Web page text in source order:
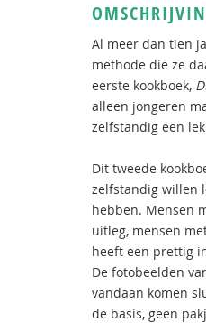
Al meer dan tien
methode die ze
eerste kookboek,
alleen jongeren
zelfstandig een
Dit tweede
zelfstandig willen
hebben. Mensen
uitleg, mensen
heeft een prettig
De fotobeelden
vandaan komen
de basis, geen